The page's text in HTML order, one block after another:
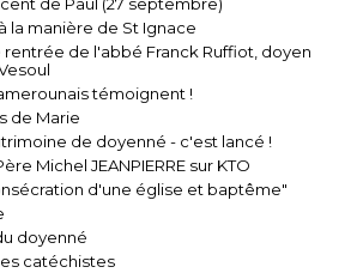
la manière de St Ignace
rentrée de l'abbé Franck Ruffiot, doyen
témoignent !
de Marie
de doyenné - c'est lancé !
Michel JEANPIERRE sur KTO
d'une église et baptême"
doyenné
catéchistes